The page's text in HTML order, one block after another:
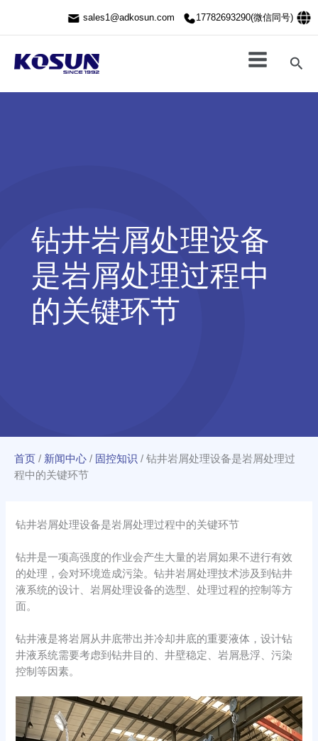
sales1@adkosun.com 17782693290(微信同号)
搜
索
钻井岩屑处理设备
是岩屑处理过程中
的关键环节
首页 / 新闻中心 / 固控知识 / 钻井岩屑处理设备是岩屑处理过
程中的关键环节
钻井岩屑处理设备是岩屑处理过程中的关键环节
钻井是一项高强度的作业会产生大量的岩屑如果不进行有效
的处理，会对环境造成污染。钻井岩屑处理技术涉及到钻井
液系统的设计、岩屑处理设备的选型、处理过程的控制等方
面。
钻井液是将岩屑从井底带出并冷却井底的重要液体，设计钻
井液系统需要考虑到钻井目的、井壁稳定、岩屑悬浮、污染
控制等因素。